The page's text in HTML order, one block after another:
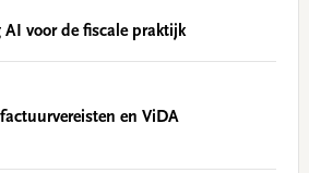
voor de fiscale praktijk
en ViDA